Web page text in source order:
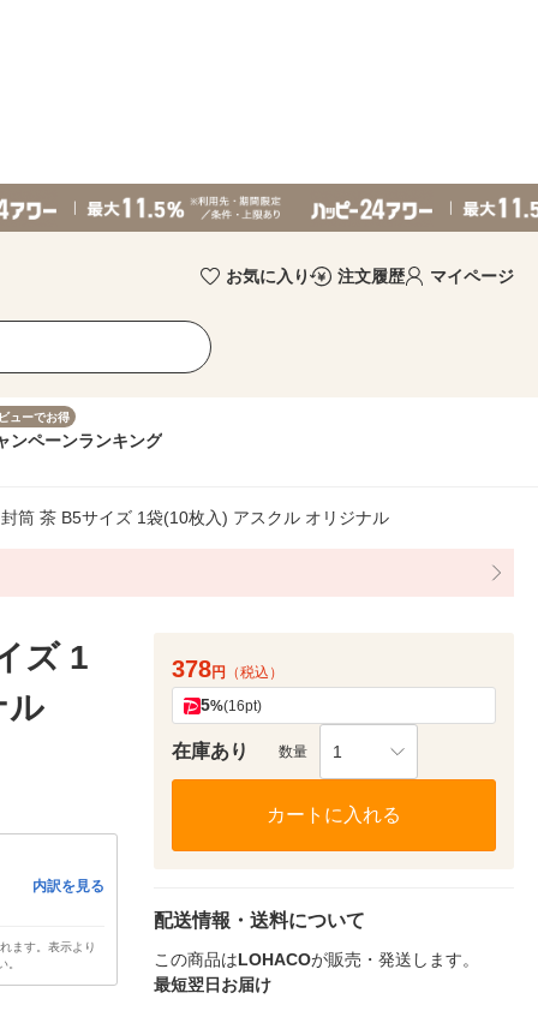
お気に入り 注文履歴 マイページ
ューでお得
ンペーンランキング
筒 茶 B5サイズ 1袋(10枚入) アスクル オリジナル
ズ 1
ル
内訳を見る
ます。表示より
。
378円 （税込）
5%(16pt)
在庫あり 数量 1
カートに入れる
配送情報・送料について
この商品はLOHACOが販売・発送します。
最短翌日お届け